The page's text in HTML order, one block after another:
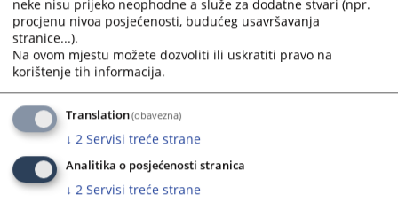
Press
the
question
mark
key
get
the
keyboard
shortcuts
for
Press
the
mark
the
keyboard
for
27.02.2023.
Plan javnih nabava za 2023. godinu
24.11.2022.
Druga dopuna plana javnih nabavki za 2022. godinu
neke nisu prijeko neophodne a služe za dodatne stvari (npr.
procjenu nivoa posjećenosti, budućeg usavršavanja
stranice...).
Na ovom mjestu možete dozvoliti ili uskratiti pravo na
korištenje tih informacija.
Translation(obavezna)
↓ 2 Servisi treće strane
Analitika o posjećenosti stranica
↓ 2 Servisi treće strane